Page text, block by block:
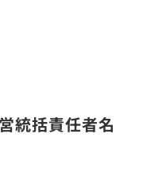
統括責任者名